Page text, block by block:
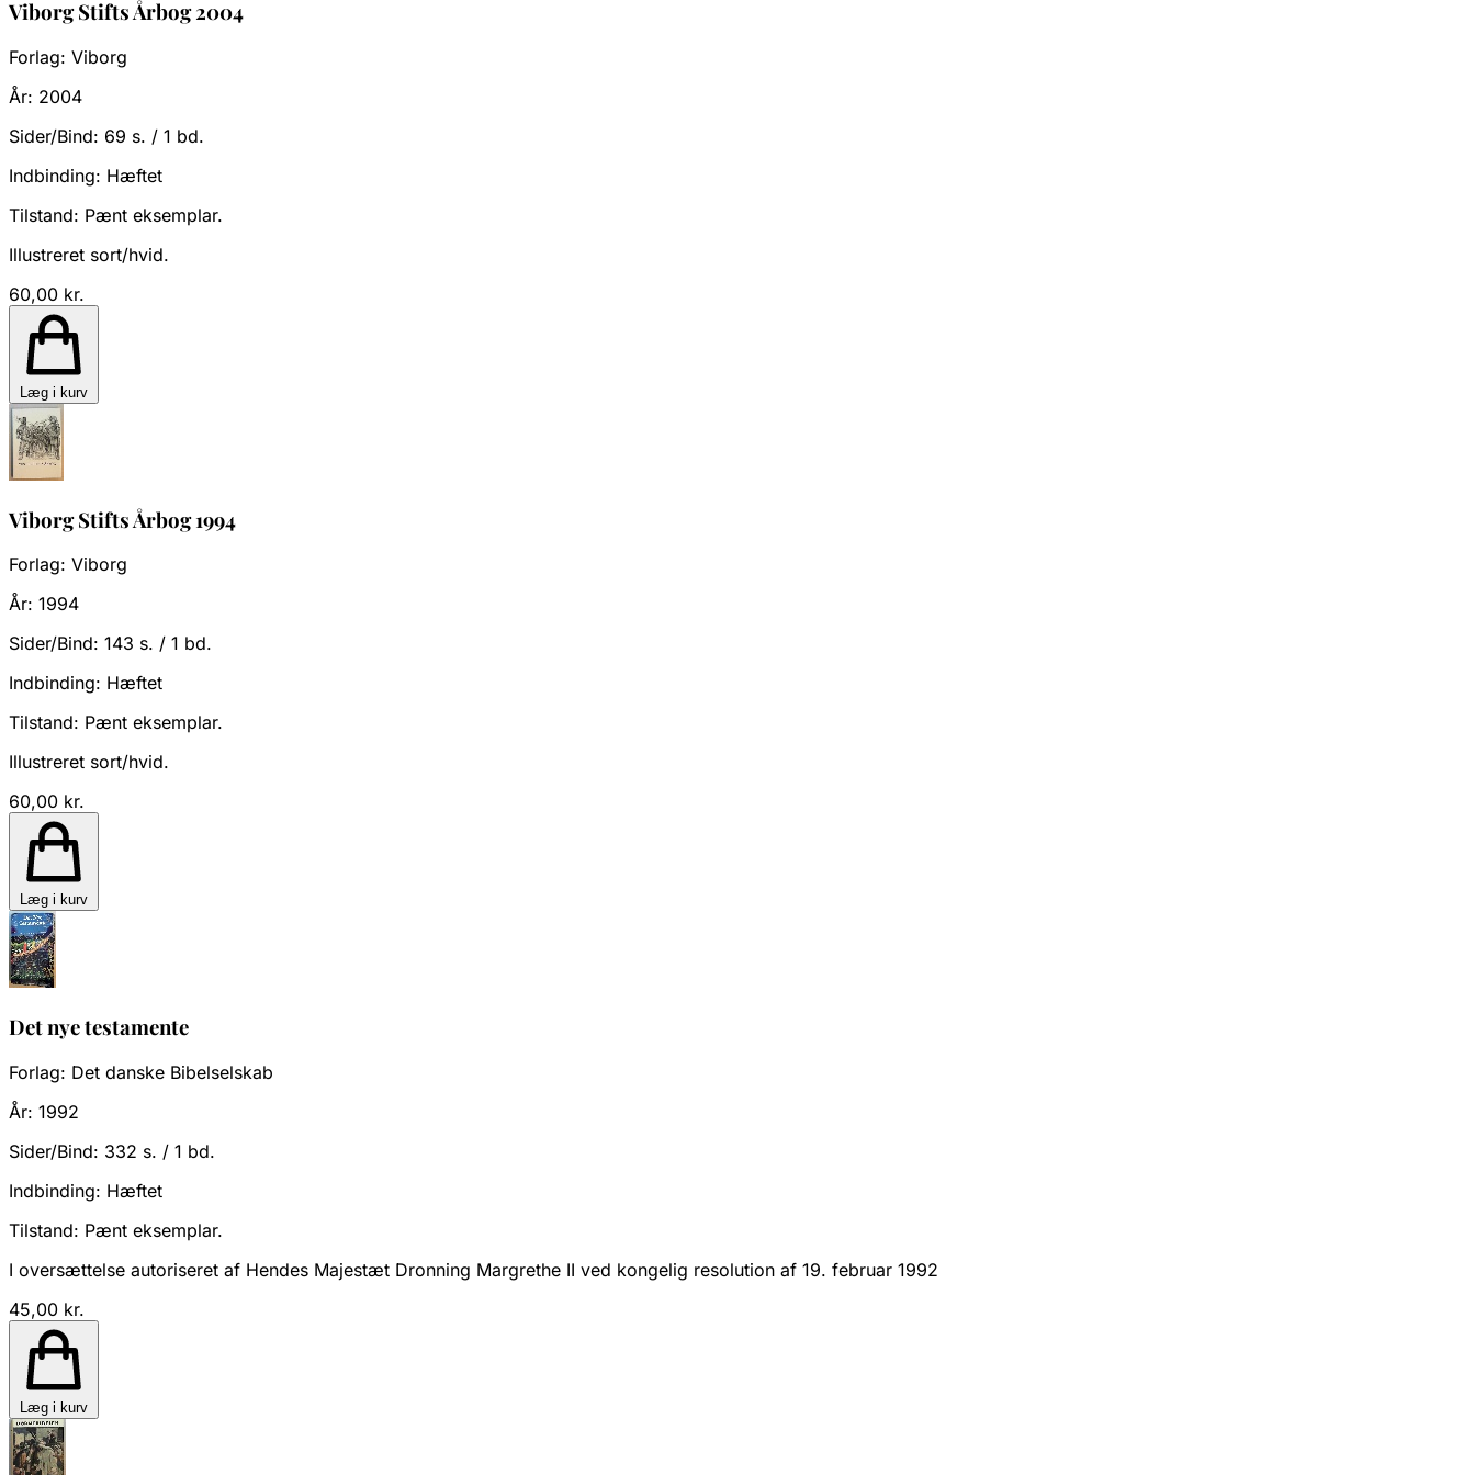
Viborg Stifts Årbog 2004
Forlag: Viborg
År: 2004
Sider/Bind: 69 s. / 1 bd.
Indbinding: Hæftet
Tilstand: Pænt eksemplar.
Illustreret sort/hvid.
60,00 kr.
Læg i kurv
Viborg Stifts Årbog 1994
Forlag: Viborg
År: 1994
Sider/Bind: 143 s. / 1 bd.
Indbinding: Hæftet
Tilstand: Pænt eksemplar.
Illustreret sort/hvid.
60,00 kr.
Læg i kurv
Det nye testamente
Forlag: Det danske Bibelselskab
År: 1992
Sider/Bind: 332 s. / 1 bd.
Indbinding: Hæftet
Tilstand: Pænt eksemplar.
I oversættelse autoriseret af Hendes Majestæt Dronning Margrethe II ved kongelig resolution af 19. februar 1992
45,00 kr.
Læg i kurv